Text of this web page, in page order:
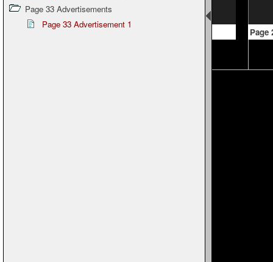
Page 33 Advertisements
Page 33 Advertisement 1
Page 20 Page